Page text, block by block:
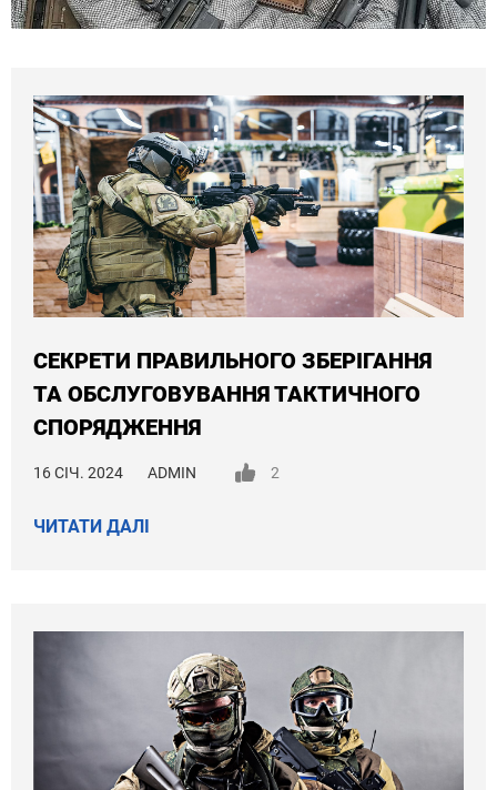
СЕКРЕТИ ПРАВИЛЬНОГО ЗБЕРІГАННЯ
ТА ОБСЛУГОВУВАННЯ ТАКТИЧНОГО
СПОРЯДЖЕННЯ
16 СІЧ. 2024 ADMIN 2
ЧИТАТИ ДАЛІ